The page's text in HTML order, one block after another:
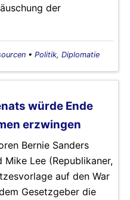
der
• Politik, Diplomatie
würde Ende
erzwingen
Bernie Sanders
Lee (Republikaner,
auf den War
Gesetzgeber die